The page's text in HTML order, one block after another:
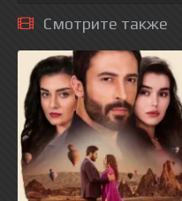
Смотрите также